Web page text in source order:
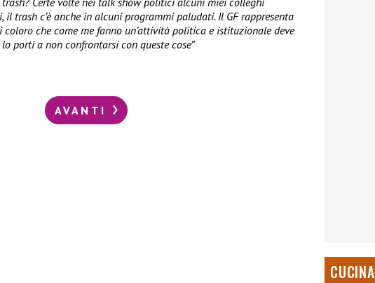
il trash c’è anche in alcuni programmi paludati. Il GF rappresenta
coloro che come me fanno un’attività politica e istituzionale deve
porti a non confrontarsi con queste cose”
AVANTI
CUCINA